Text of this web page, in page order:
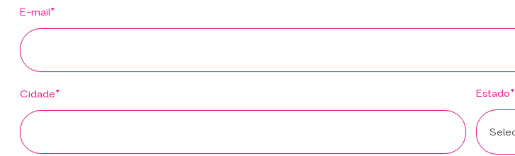
E-mail*
Cidade* Estado*